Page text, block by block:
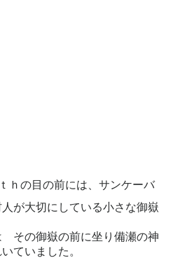
ｈの目の前には、サンケーバ
が大切にしている小さな御嶽
その御嶽の前に坐り備瀬の神
ていました。